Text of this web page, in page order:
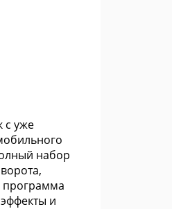
с уже
набор
программа
и